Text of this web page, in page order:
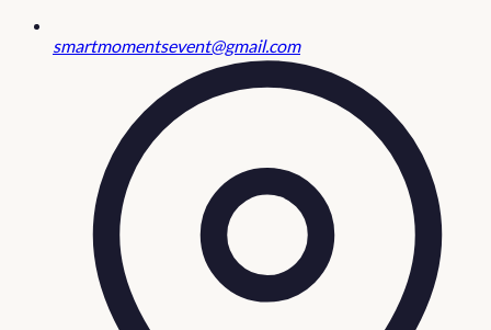
smartmomentsevent@gmail.com